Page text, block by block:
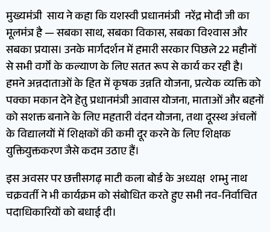
मुख्यमंत्री साय ने कहा कि यशस्वी प्रधानमंत्री नरेंद्र मोदी जी का
मूलमंत्र है — सबका साथ, सबका विकास, सबका विश्वास और
सबका प्रयास। उनके मार्गदर्शन में हमारी सरकार पिछले 22 महीनों
से सभी वर्गों के कल्याण के लिए सतत रूप से कार्य कर रही है।
हमने अन्नदाताओं के हित में कृषक उन्नति योजना, प्रत्येक व्यक्ति को
पक्का मकान देने हेतु प्रधानमंत्री आवास योजना, माताओं और बहनों
को सशक्त बनाने के लिए महतारी वंदन योजना, तथा दूरस्थ अंचलों
के विद्यालयों में शिक्षकों की कमी दूर करने के लिए शिक्षक
युक्तियुक्तकरण जैसे कदम उठाए हैं।
इस अवसर पर छत्तीसगढ़ माटी कला बोर्ड के अध्यक्ष शम्भु नाथ
चक्रवर्ती ने भी कार्यक्रम को संबोधित करते हुए सभी नव-निर्वाचित
पदाधिकारियों को बधाई दी।